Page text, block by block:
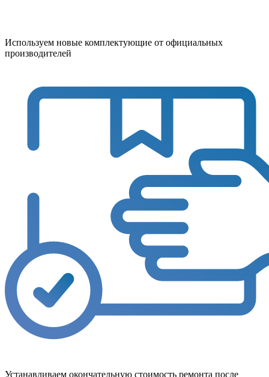
Используем новые комплектующие от официальных
производителей
Устанавливаем окончательную стоимость ремонта после